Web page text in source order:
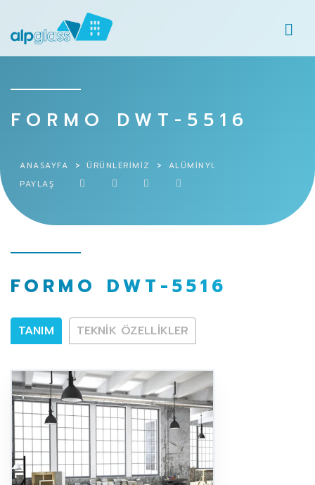
FORMO DWT-5516
ANASAYFA ÜRÜNLERIMIZ ALÜMINYUM SISTEMLERI
PAYLAŞ
FORMO DWT-5516
TANIM TEKNIK ÖZELLIKLER